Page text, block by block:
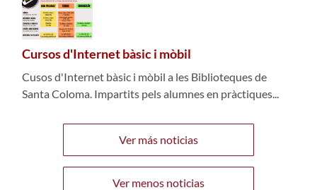
Cursos d'Internet bàsic i mòbil
Cusos d'Internet bàsic i mòbil a les Biblioteques de
Santa Coloma. Impartits pels alumnes en pràctiques...
Ver más noticias
Ver menos noticias